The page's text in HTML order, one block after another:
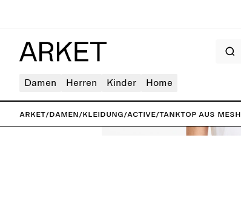
Damen Herren Kinder Home
ARKET/Damen/Kleidung/Active/Tanktop aus Mesh